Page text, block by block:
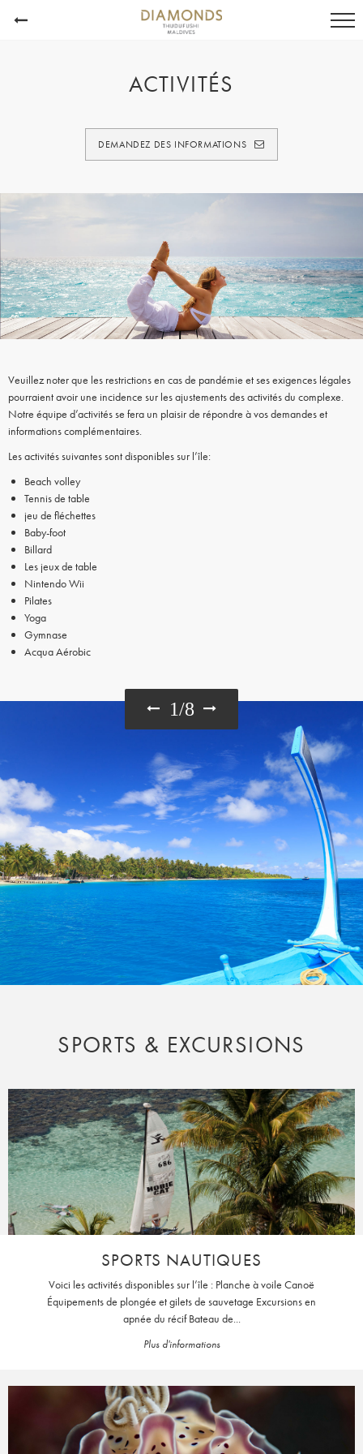
ACTIVITÉS
DEMANDEZ DES INFORMATIONS
Veuillez noter que les restrictions en cas de pandémie et ses exigences légales
pourraient avoir une incidence sur les ajustements des activités du complexe.
Notre équipe d’activités se fera un plaisir de répondre à vos demandes et
informations complémentaires.
Les activités suivantes sont disponibles sur l’île:
Beach volley
Tennis de table
jeu de fléchettes
Baby-foot
Billard
Les jeux de table
Nintendo Wii
Pilates
Yoga
Gymnase
Acqua Aérobic
1/8
SPORTS & EXCURSIONS
SPORTS NAUTIQUES
Voici les activités disponibles sur l’île : Planche à voile Canoë
Équipements de plongée et gilets de sauvetage Excursions en
apnée du récif Bateau de...
Plus d'informations